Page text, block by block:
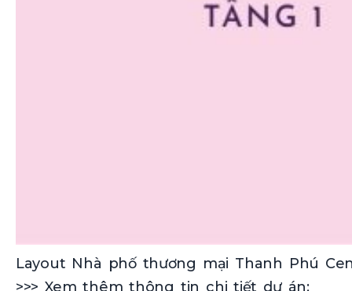
Layout Nhà phố thương mại Thanh Phú
>>> Xem thêm thông tin chi tiết dự án: